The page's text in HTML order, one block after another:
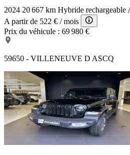
2024 20 667 km Hybride rechargeable
A partir de 522 € / mois
Prix du véhicule : 69 980 €
59650 - VILLENEUVE D ASCQ